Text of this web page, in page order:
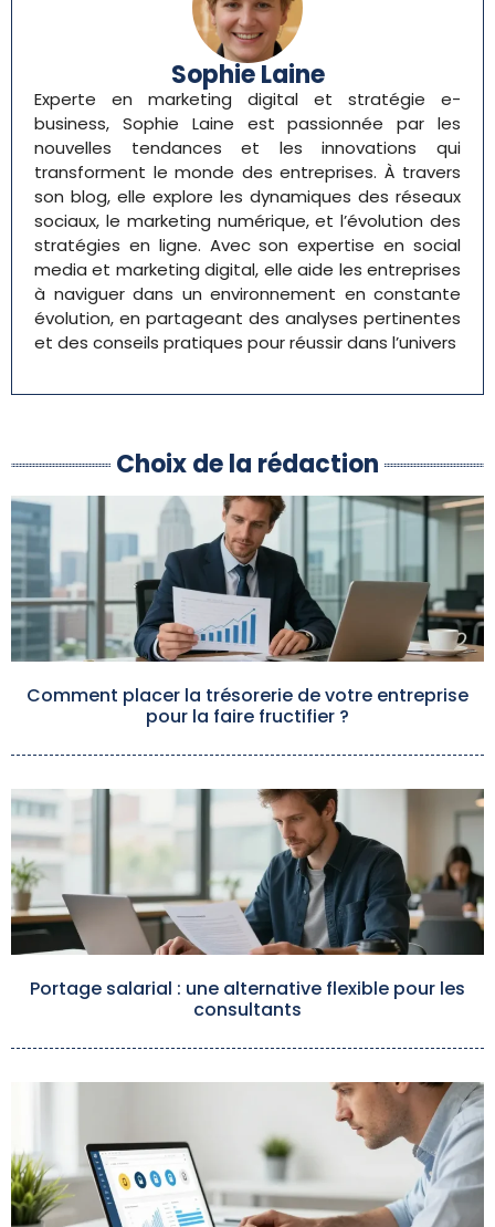
Sophie Laine
Experte en marketing digital et stratégie e-
business, Sophie Laine est passionnée par les
nouvelles tendances et les innovations qui
transforment le monde des entreprises. À travers
son blog, elle explore les dynamiques des réseaux
sociaux, le marketing numérique, et l’évolution des
stratégies en ligne. Avec son expertise en social
media et marketing digital, elle aide les entreprises
à naviguer dans un environnement en constante
évolution, en partageant des analyses pertinentes
et des conseils pratiques pour réussir dans l’univers
Choix de la rédaction
Comment placer la trésorerie de votre entreprise
pour la faire fructifier ?
Portage salarial : une alternative flexible pour les
consultants